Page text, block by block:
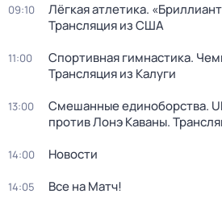
09:10
Лёгкая атлетика.
Трансляция из США
11:00
Спортивная гимнастика.
Трансляция из Калуги
13:00
Смешанные единоборства.
против Лонэ Каваны.
14:00 Новости
14:05 Все на Матч!